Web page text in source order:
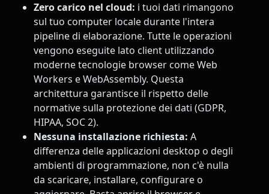
Zero carico nel cloud: i tuoi dati rimangono
sul tuo computer locale durante l'intera
pipeline di elaborazione. Tutte le operazioni
vengono eseguite lato client utilizzando
moderne tecnologie browser come Web
Workers e WebAssembly. Questa
architettura garantisce il rispetto delle
normative sulla protezione dei dati (GDPR,
HIPAA, SOC 2).
Nessuna installazione richiesta: A
differenza delle applicazioni desktop o degli
ambienti di programmazione, non c'è nulla
da scaricare, installare, configurare o